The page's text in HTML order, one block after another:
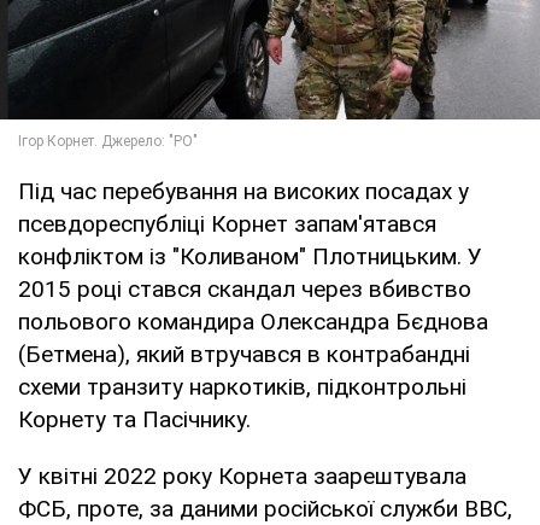
Під час перебування на високих посадах у
псевдореспубліці Корнет запам'ятався
конфліктом із "Коливаном" Плотницьким. У
2015 році стався скандал через вбивство
польового командира Олександра Бєднова
(Бетмена), який втручався в контрабандні
схеми транзиту наркотиків, підконтрольні
Корнету та Пасічнику.
У квітні 2022 року Корнета заарештувала
ФСБ, проте, за даними російської служби ВВС,